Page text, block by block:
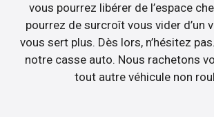
vous pourrez libérer de l’espace
pourrez de surcroît vous vider d’un
vous sert plus. Dès lors, n’hésitez
notre casse auto. Nous rachetons
tout autre véhicule non